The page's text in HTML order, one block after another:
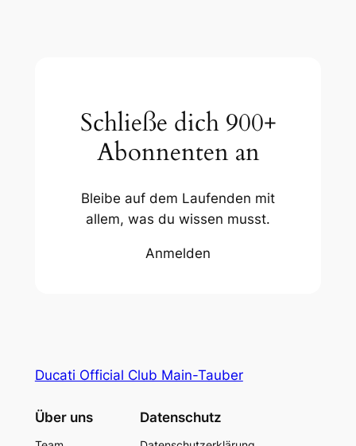
Schließe dich 900+
Abonnenten an
Bleibe auf dem Laufenden mit
allem, was du wissen musst.
Anmelden
Ducati Official Club Main-Tauber
Über uns Datenschutz